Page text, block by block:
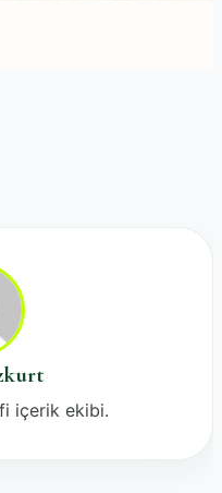
içerik ekibi.